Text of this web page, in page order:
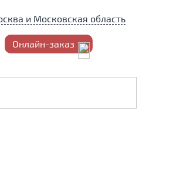
и Московская область
Онлайн-заказ